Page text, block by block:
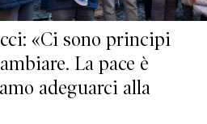
«Ci sono principi
La pace è
adeguarci alla